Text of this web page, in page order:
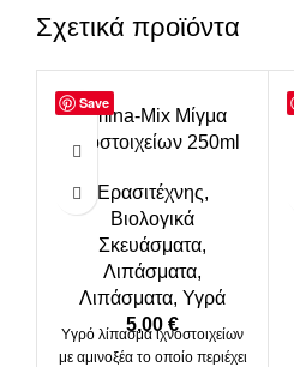
Σχετικά προϊόντα
Save
Amina-Mix Μίγμα
Ιχνοστοιχείων 250ml
Ερασιτέχνης,
Βιολογικά
Σκευάσματα,
Λιπάσματα,
Λιπάσματα, Υγρά
5,00 €
Yγρό λίπασμα ιχνοστοιχείων
με αμινοξέα το οποίο περιέχει